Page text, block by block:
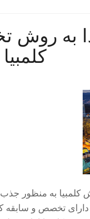
به
کلمبیا
به منظور جذب
تخصص و سابقه